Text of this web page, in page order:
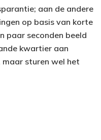
aan de andere
op basis van korte
paar seconden beeld
kwartier aan
sturen wel het